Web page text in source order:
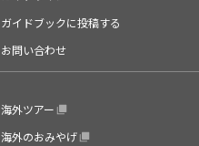
ガイドブックに投稿する
お問い合わせ
海外ツアー
海外のおみやげ